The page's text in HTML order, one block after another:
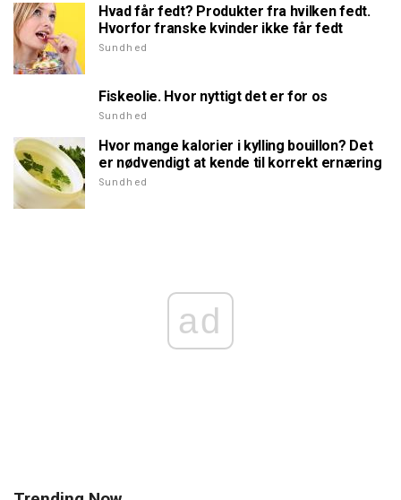
Hvad får fedt? Produkter fra hvilken fedt.
Hvorfor franske kvinder ikke får fedt
Sundhed
Fiskeolie. Hvor nyttigt det er for os
Sundhed
Hvor mange kalorier i kylling bouillon? Det
er nødvendigt at kende til korrekt ernæring
Sundhed
ad